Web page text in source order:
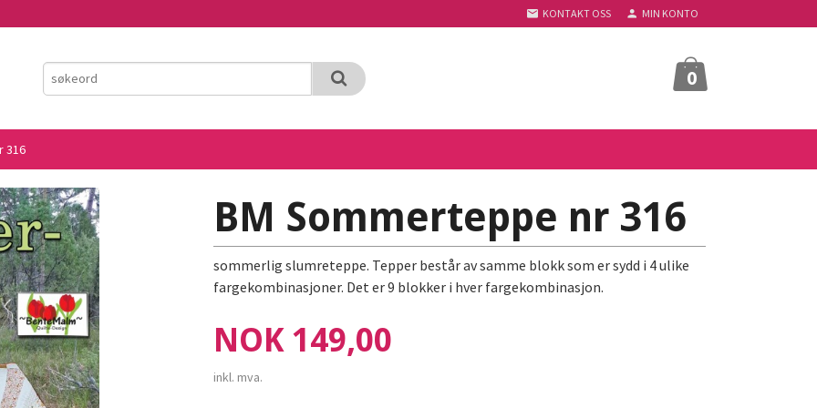
KONTAKT OSS MIN KONTO
0
316
BM Sommerteppe nr 316
sommerlig slumreteppe. Tepper består av samme blokk som er sydd i 4 ulike
fargekombinasjoner. Det er 9 blokker i hver fargekombinasjon.
Pris
NOK 149,00
inkl. mva.